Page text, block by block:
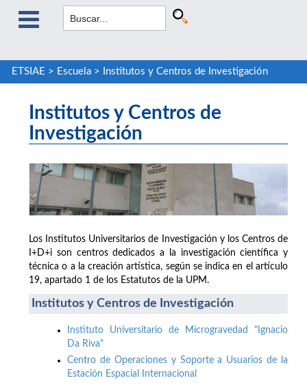
ETSIAE > Escuela> Institutos y Centros de Investigación
Institutos y Centros de
Investigación
Los Institutos Universitarios de Investigación y los Centros de
I+D+i son centros dedicados a la investigación científica y
técnica o a la creación artística, según se indica en el artículo
19, apartado 1 de los Estatutos de la UPM.
Institutos y Centros de Investigación
Instituto Universitario de Microgravedad "Ignacio
Da Riva"
Centro de Operaciones y Soporte a Usuarios de la
Estación Espacial Internacional